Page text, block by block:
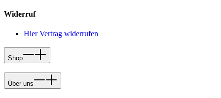
Widerruf
Hier Vertrag widerrufen
Shop
Über uns